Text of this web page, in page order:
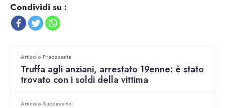
Condividi su :
Articolo Precedente:
Truffa agli anziani, arrestato 19enne: è stato
trovato con i soldi della vittima
Articolo Successivo: